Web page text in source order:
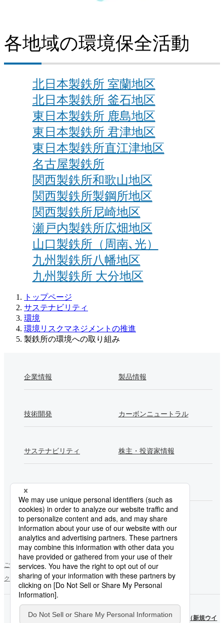
各地域の環境保全活動
北日本製鉄所 室蘭地区
北日本製鉄所 釜石地区
東日本製鉄所 鹿島地区
東日本製鉄所 君津地区
東日本製鉄所直江津地区
名古屋製鉄所
関西製鉄所和歌山地区
関西製鉄所製鋼所地区
関西製鉄所尼崎地区
瀬戸内製鉄所広畑地区
山口製鉄所（周南､光）
九州製鉄所八幡地区
九州製鉄所 大分地区
トップページ
サステナビリティ
環境
環境リスクマネジメントの推進
製鉄所の環境への取り組み
企業情報 製品情報
技術開発 カーボンニュートラル
サステナビリティ 株主・投資家情報
採用情報
製鉄所一覧
ご利用にあたってソーシャルメディアポリシー個人情報保護方針
クッキー使用についてお問い合わせサイトマップ
日本製
鉄
（新規ウ
鉄
（新規ウイ